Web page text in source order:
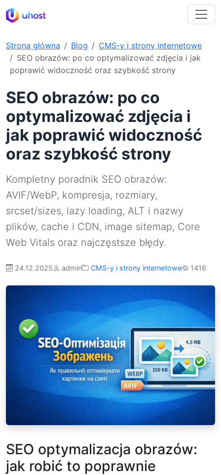
Strona główna Blog
CMS-y i strony internetowe
SEO obrazów: po co optymalizować zdjęcia i jak
poprawić widoczność oraz szybkość strony
SEO obrazów: po co
optymalizować zdjęcia i
jak poprawić widoczność
oraz szybkość strony
Kompletny poradnik SEO obrazów:
AVIF/WebP, kompresja, rozmiary,
srcset/sizes, lazy loading, ALT i nazwy
plików, cache i CDN, image sitemap, Core
Web Vitals oraz najczęstsze błędy.
24.12.2025 admin CMS-y i strony internetowe 1416
SEO optymalizacja obrazów:
jak robić to poprawnie